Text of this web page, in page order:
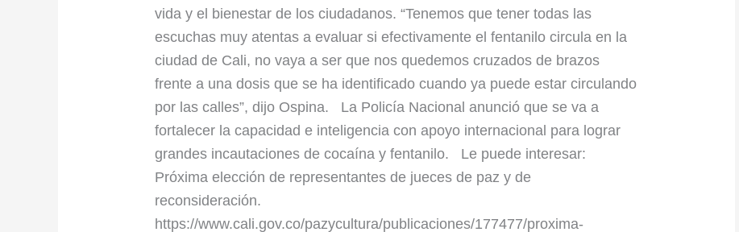
vida y el bienestar de los ciudadanos. “Tenemos que tener todas las
escuchas muy atentas a evaluar si efectivamente el fentanilo circula en la
ciudad de Cali, no vaya a ser que nos quedemos cruzados de brazos
frente a una dosis que se ha identificado cuando ya puede estar circulando
por las calles”, dijo Ospina. La Policía Nacional anunció que se va a
fortalecer la capacidad e inteligencia con apoyo internacional para lograr
grandes incautaciones de cocaína y fentanilo. Le puede interesar:
Próxima elección de representantes de jueces de paz y de
reconsideración.
https://www.cali.gov.co/pazycultura/publicaciones/177477/proxima-